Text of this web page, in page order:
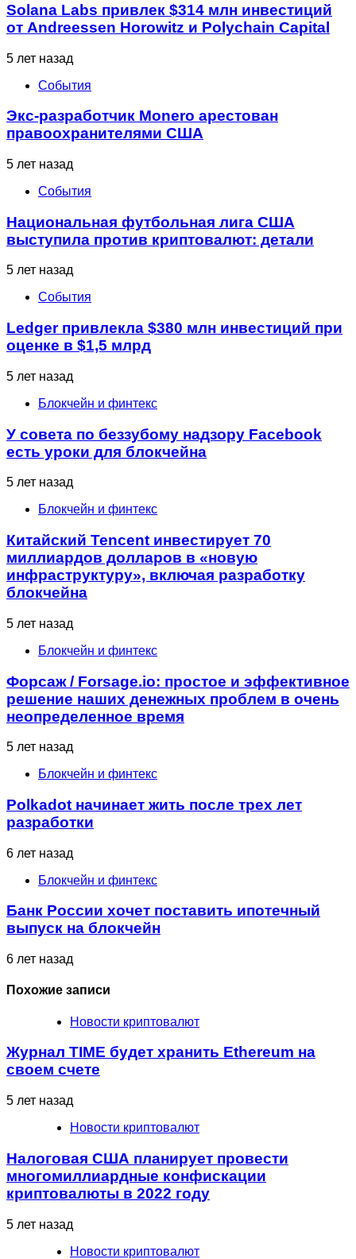
Solana Labs привлек $314 млн инвестиций
от Andreessen Horowitz и Polychain Capital
5 лет назад
События
Экс-разработчик Monero арестован
правоохранителями США
5 лет назад
События
Национальная футбольная лига США
выступила против криптовалют: детали
5 лет назад
События
Ledger привлекла $380 млн инвестиций при
оценке в $1,5 млрд
5 лет назад
Блокчейн и финтекс
У совета по беззубому надзору Facebook
есть уроки для блокчейна
5 лет назад
Блокчейн и финтекс
Китайский Tencent инвестирует 70
миллиардов долларов в «новую
инфраструктуру», включая разработку
блокчейна
5 лет назад
Блокчейн и финтекс
Форсаж / Forsage.io: простое и эффективное
решение наших денежных проблем в очень
неопределенное время
5 лет назад
Блокчейн и финтекс
Polkadot начинает жить после трех лет
разработки
6 лет назад
Блокчейн и финтекс
Банк России хочет поставить ипотечный
выпуск на блокчейн
6 лет назад
Похожие записи
Новости криптовалют
Журнал TIME будет хранить Ethereum на
своем счете
5 лет назад
Новости криптовалют
Налоговая США планирует провести
многомиллиардные конфискации
криптовалюты в 2022 году
5 лет назад
Новости криптовалют